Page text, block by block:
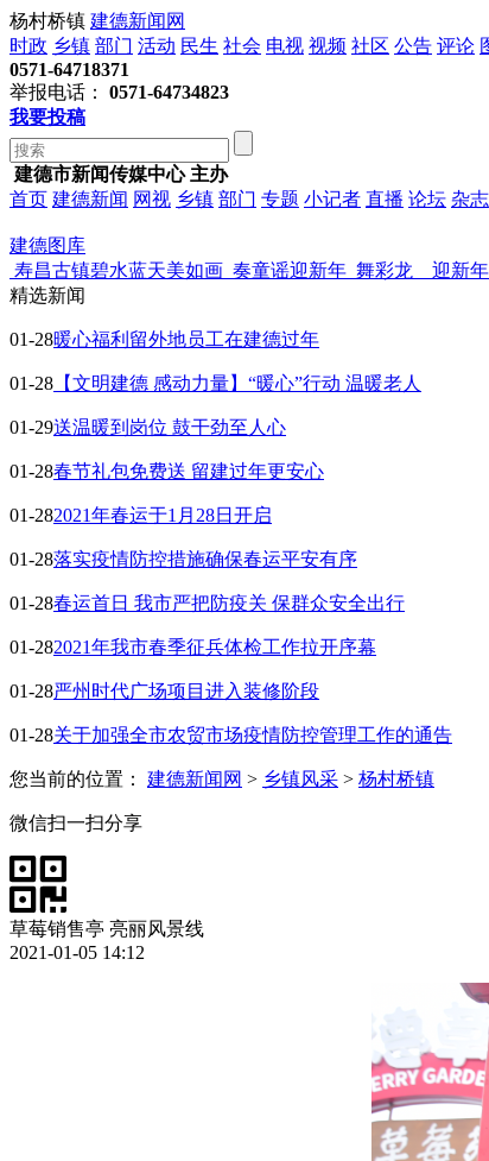
杨村桥镇 建德新闻网
时政 乡镇 部门 活动 民生 社会 电视 视频 社区 公告 评论
0571-64718371
举报电话：
0571-64734823
我要投稿
建德市新闻传媒中心 主办
首页 建德新闻 网视 乡镇 部门 专题 小记者 直播 论坛 杂志
建德图库
寿昌古镇碧水蓝天美如画 奏童谣迎新年 舞彩龙 迎新年
精选新闻
01-28暖心福利留外地员工在建德过年
01-28 【文明建德 感动力量】“暖心”行动 温暖老人
01-29送温暖到岗位 鼓干劲至人心
01-28春节礼包免费送 留建过年更安心
01-282021年春运于1月28日开启
01-28落实疫情防控措施确保春运平安有序
01-28春运首日 我市严把防疫关 保群众安全出行
01-282021年我市春季征兵体检工作拉开序幕
01-28严州时代广场项目进入装修阶段
01-28关于加强全市农贸市场疫情防控管理工作的通告
您当前的位置： 建德新闻网 > 乡镇风采 > 杨村桥镇
微信扫一扫分享
草莓销售亭 亮丽风景线
2021-01-05 14:12